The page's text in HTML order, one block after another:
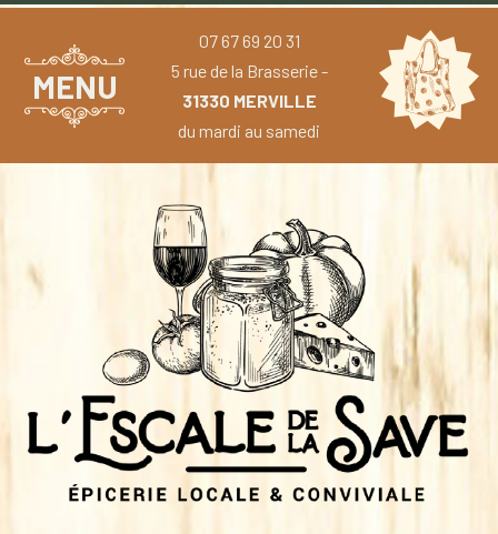
MENU
07 67 69 20 31
5 rue de la Brasserie -
31330 MERVILLE
du mardi au samedi